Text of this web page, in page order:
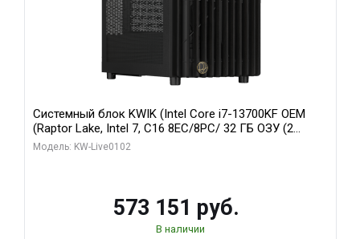
Системный блок KWIK (Intel Core i7-13700KF OEM
(Raptor Lake, Intel 7, C16 8EC/8PC/ 32 ГБ ОЗУ (2
модуля)/ Afox RTX4090 24GB GDDR6X 384-Bit 3xDP
Модель: KW-Live0102
573 151 руб.
В наличии